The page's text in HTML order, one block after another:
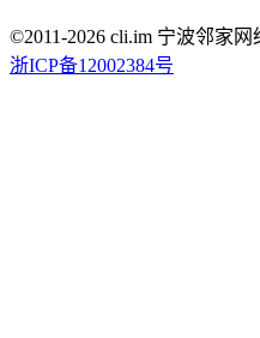
©2011-2026 cli.im 宁波邻家网
浙ICP备12002384号